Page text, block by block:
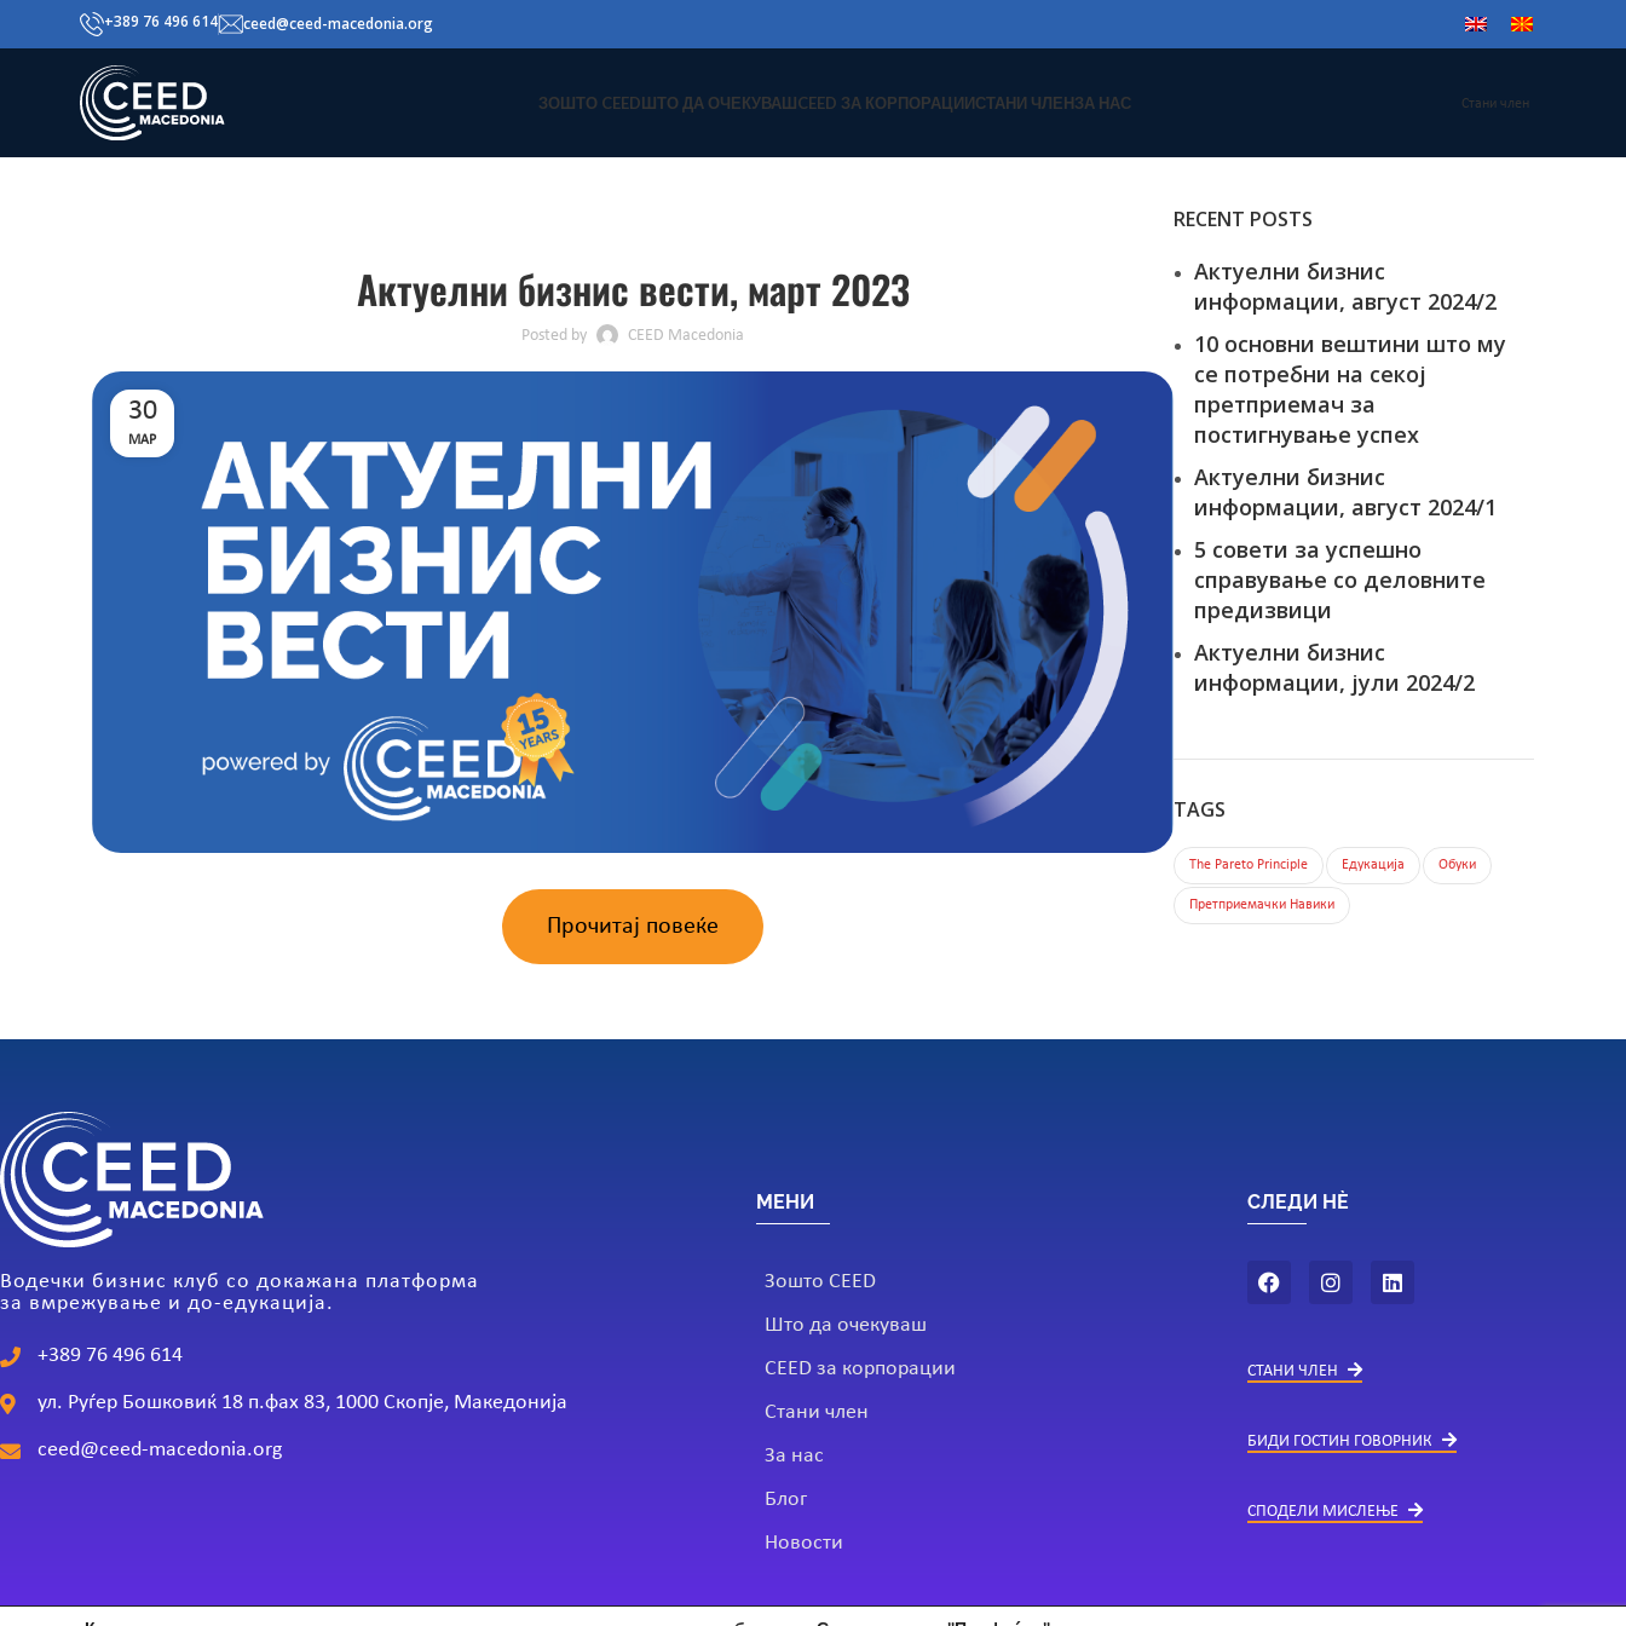
+389 76 496 614 ceed@ceed-macedonia.org
ЗОШТО CEEDШТО ДА ОЧЕКУВАШCEED ЗА КОРПОРАЦИИСТАНИ ЧЛЕНЗА НАС Стани член
Актуелни бизнис вести, март 2023
Posted by CEED Macedonia
30
МАР
Прочитај повеќе
RECENT POSTS
Актуелни бизнис
информации, август 2024/2
10 основни вештини што му
се потребни на секој
претприемач за
постигнување успех
Актуелни бизнис
информации, август 2024/1
5 совети за успешно
справување со деловните
предизвици
Актуелни бизнис
информации, јули 2024/2
TAGS
The Pareto Principle Едукација Обуки
Претприемачки Навики
Водечки бизнис клуб со докажана платформа
за вмрежување и до-едукација.
+389 76 496 614
ул. Руѓер Бошковиќ 18 п.фах 83, 1000 Скопје, Македонија
ceed@ceed-macedonia.org
МЕНИ
Зошто CEED
Што да очекуваш
CEED за корпорации
Стани член
За нас
Блог
Новости
СЛЕДИ НÈ
СТАНИ ЧЛЕН
БИДИ ГОСТИН ГОВОРНИК
СПОДЕЛИ МИСЛЕЊЕ